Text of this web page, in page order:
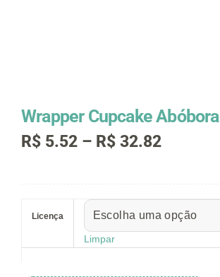
Wrapper Cupcake Abóbora
R$ 5.52 – R$ 32.82Faixa
através
R$ 32.82
Licença
Limpar
Abóbora